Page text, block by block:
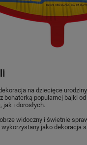
na dziecięce
bohaterką popularnej bajki
jak i dorosłych.
widoczny i świetnie
jako dekoracja